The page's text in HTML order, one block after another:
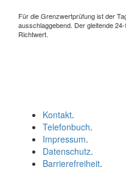
Für die Grenzwertprüfung ist der
ausschlaggebend. Der gleitende
Richtwert.
Kontakt.
Telefonbuch.
Impressum.
Datenschutz.
Barrierefreiheit.